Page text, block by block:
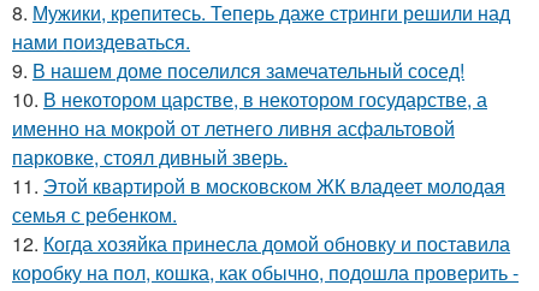
8. Мужики, крепитесь. Теперь даже стринги решили над
нами поиздеваться.
9. В нашем доме поселился замечательный сосед!
10. В некотором царстве, в некотором государстве, а
именно на мокрой от летнего ливня асфальтовой
парковке, стоял дивный зверь.
11. Этой квартирой в московском ЖК владеет молодая
семья с ребенком.
12. Когда хозяйка принесла домой обновку и поставила
коробку на пол, кошка, как обычно, подошла проверить -